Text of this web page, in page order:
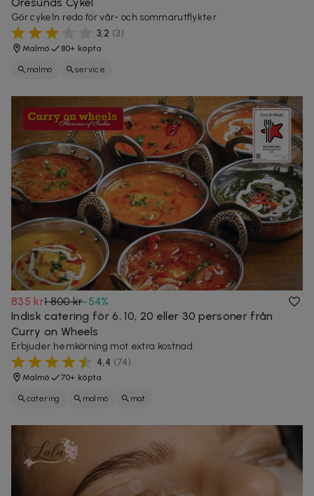
Gör cykeln redo för vår- och sommarutflykter
3,2 (3)
Malmö 80+ köpta
malmö service
835 kr1 800 kr-54%
Indisk catering för 6, 10, 20 eller 30 personer från
Curry on Wheels
Erbjuder hemkörning mot extra kostnad
4,4 (74)
Malmö 70+ köpta
catering malmö mat